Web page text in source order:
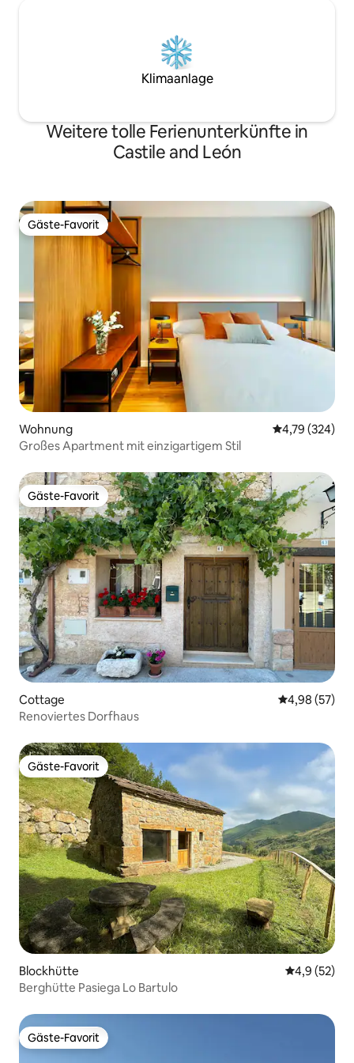
Klimaanlage
Weitere tolle Ferienunterkünfte in
Castile and León
Gäste-Favorit
Gäste-Favorit
Wohnung
4,79 (324)
Großes Apartment mit einzigartigem Stil
Gäste-Favorit
Gäste-Favorit
Cottage
4,98 (57)
Renoviertes Dorfhaus
Gäste-Favorit
Gäste-Favorit
Blockhütte
4,9 (52)
Berghütte Pasiega Lo Bartulo
Gäste-Favorit
Gäste-Favorit